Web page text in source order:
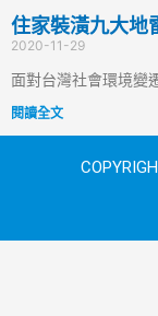
住家裝潢九大地
2020-11-29
面對台灣社會環境變
閱讀全文